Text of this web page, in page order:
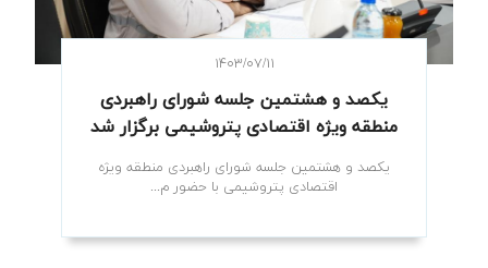
۱۴۰۳/۰۷/۱۱
یکصد و هشتمین جلسه شورای راهبردی
منطقه ویژه اقتصادی پتروشیمی برگزار شد
یکصد و هشتمین جلسه شورای راهبردی منطقه ویژه
اقتصادی پتروشیمی با حضور م...